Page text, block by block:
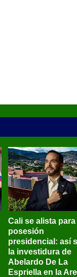
Cali se alista para
posesión
presidencial: así
la investidura de
Abelardo De La
Espriella en la